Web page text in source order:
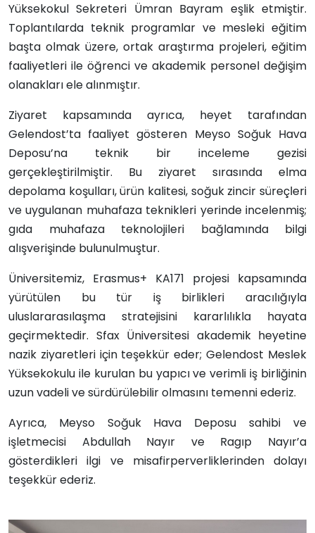
Yüksekokul Sekreteri Ümran Bayram eşlik etmiştir.
Toplantılarda teknik programlar ve mesleki eğitim
başta olmak üzere, ortak araştırma projeleri, eğitim
faaliyetleri ile öğrenci ve akademik personel değişim
olanakları ele alınmıştır.
Ziyaret kapsamında ayrıca, heyet tarafından
Gelendost’ta faaliyet gösteren Meyso Soğuk Hava
Deposu’na teknik bir inceleme gezisi
gerçekleştirilmiştir. Bu ziyaret sırasında elma
depolama koşulları, ürün kalitesi, soğuk zincir süreçleri
ve uygulanan muhafaza teknikleri yerinde incelenmiş;
gıda muhafaza teknolojileri bağlamında bilgi
alışverişinde bulunulmuştur.
Üniversitemiz, Erasmus+ KA171 projesi kapsamında
yürütülen bu tür iş birlikleri aracılığıyla
uluslararasılaşma stratejisini kararlılıkla hayata
geçirmektedir. Sfax Üniversitesi akademik heyetine
nazik ziyaretleri için teşekkür eder; Gelendost Meslek
Yüksekokulu ile kurulan bu yapıcı ve verimli iş birliğinin
uzun vadeli ve sürdürülebilir olmasını temenni ederiz.
Ayrıca, Meyso Soğuk Hava Deposu sahibi ve
işletmecisi Abdullah Nayır ve Ragıp Nayır’a
gösterdikleri ilgi ve misafirperverliklerinden dolayı
teşekkür ederiz.